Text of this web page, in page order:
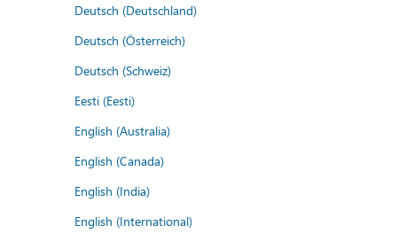
Deutsch (Deutschland)
Deutsch (Österreich)
Deutsch (Schweiz)
Eesti (Eesti)
English (Australia)
English (Canada)
English (India)
English (International)